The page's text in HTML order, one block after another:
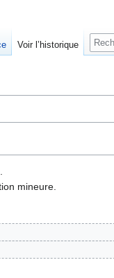
mineure.
Voir l’historique